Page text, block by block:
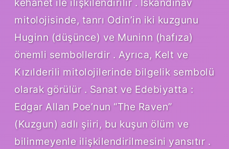
mitolojisinde, tanrı Odin’in iki kuzgunu
Huginn (düşünce) ve Muninn (hafıza)
önemli sembollerdir . Ayrıca, Kelt ve
Kızılderili mitolojilerinde bilgelik sembolü
olarak görülür . Sanat ve Edebiyatta :
Edgar Allan Poe’nun “The Raven”
(Kuzgun) adlı şiiri, bu kuşun ölüm ve
bilinmeyenle ilişkilendirilmesini yansıtır .